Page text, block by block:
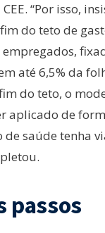
“Por isso,
do teto de
empregados,
até 6,5% da
do teto, o
aplicado de
de saúde tenha
passos